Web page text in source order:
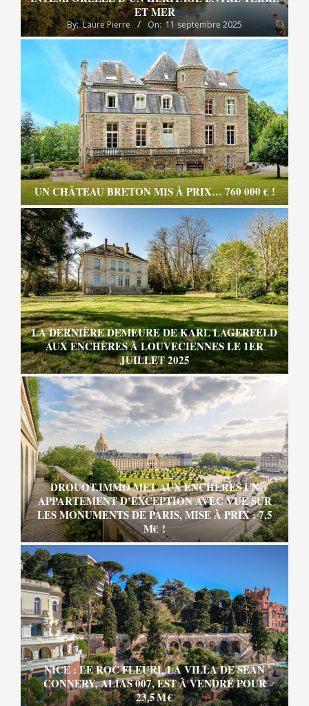
ET MER
By: Laure Pierre On: 11 septembre 2025
UN CHÂTEAU BRETON MIS À PRIX… 760 000 € !
LA DERNIÈRE DEMEURE DE KARL LAGERFELD
AUX ENCHÈRES À LOUVECIENNES LE 1ER
JUILLET 2025
DROUOT.IMMO MET AUX ENCHÈRES UN
APPARTEMENT D’EXCEPTION AVEC VUE SUR
LES MONUMENTS DE PARIS, MISE À PRIX : 7,5
M€ !
NICE : LE ROC FLEURI, LA VILLA DE SEAN
CONNERY, ALIAS 007, EST À VENDRE POUR
23,5 M €